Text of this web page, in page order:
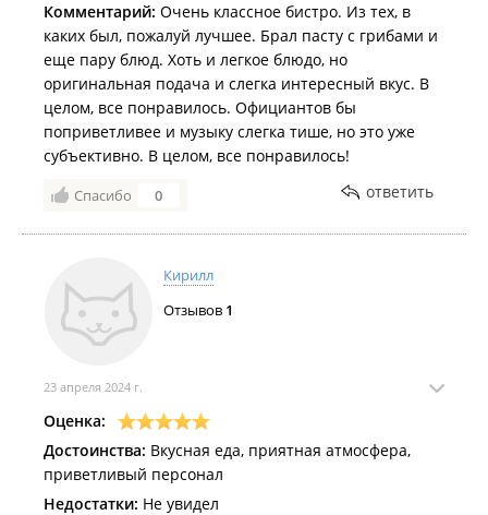
Комментарий: Очень классное бистро. Из тех, в
каких был, пожалуй лучшее. Брал пасту с грибами и
еще пару блюд. Хоть и легкое блюдо, но
оригинальная подача и слегка интересный вкус. В
целом, все понравилось. Официантов бы
поприветливее и музыку слегка тише, но это уже
субъективно. В целом, все понравилось!
Спасибо 0 ответить
Кирилл
Отзывов 1
23 апреля 2024 г.
Оценка:
Достоинства: Вкусная еда, приятная атмосфера,
приветливый персонал
Недостатки: Не увидел